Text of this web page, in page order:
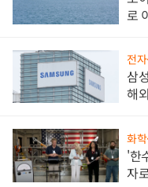
로
전
삼
해
화학
'한
자